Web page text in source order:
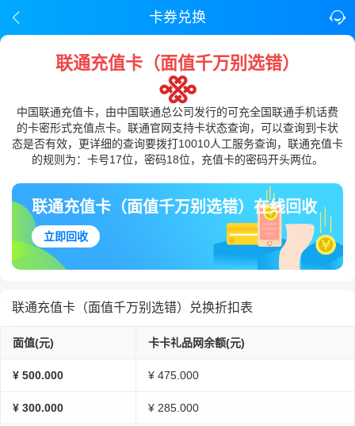
卡券兑换
联通充值卡（面值千万别选错）
中国联通充值卡，由中国联通总公司发行的可充全国联通手机话费
的卡密形式充值点卡。联通官网支持卡状态查询，可以查询到卡状
态是否有效，更详细的查询要拨打10010人工服务查询，联通充值卡
的规则为：卡号17位，密码18位，充值卡的密码开头两位。
联通充值卡（面值千万别选错）在线回收
立即回收
联通充值卡（面值千万别选错）兑换折扣表
面值(元) 卡卡礼品网余额(元)
¥ 500.000 ¥ 475.000
¥ 300.000 ¥ 285.000